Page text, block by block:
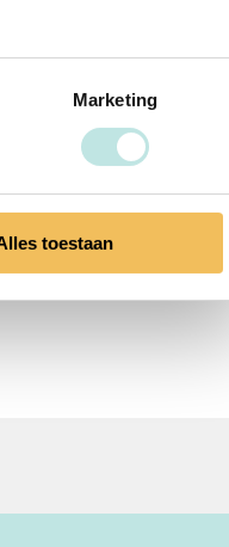
Marketing
toestaan
rol
groep van minimaal 4
al dan
vertaling en